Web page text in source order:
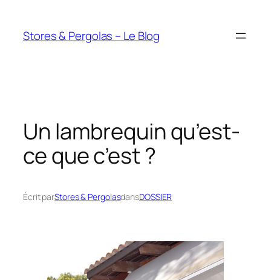
contenu
Stores & Pergolas – Le Blog
Un lambrequin qu’est-
ce que c’est ?
Écrit parStores & PergolasdansDOSSIER